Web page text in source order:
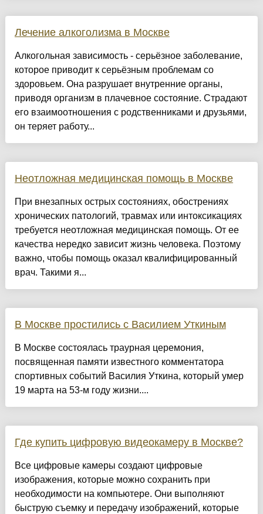
Лечение алкоголизма в Москве
Алкогольная зависимость - серьёзное заболевание,
которое приводит к серьёзным проблемам со
здоровьем. Она разрушает внутренние органы,
приводя организм в плачевное состояние. Страдают
его взаимоотношения с родственниками и друзьями,
он теряет работу...
Неотложная медицинская помощь в Москве
При внезапных острых состояниях, обострениях
хронических патологий, травмах или интоксикациях
требуется неотложная медицинская помощь. От ее
качества нередко зависит жизнь человека. Поэтому
важно, чтобы помощь оказал квалифицированный
врач. Такими я...
В Москве простились с Василием Уткиным
В Москве состоялась траурная церемония,
посвященная памяти известного комментатора
спортивных событий Василия Уткина, который умер
19 марта на 53-м году жизни....
Где купить цифровую видеокамеру в Москве?
Все цифровые камеры создают цифровые
изображения, которые можно сохранить при
необходимости на компьютере. Они выполняют
быструю съемку и передачу изображений, которые